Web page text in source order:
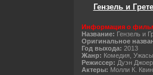
Гензель и
Информация о
Название: Гензель и
Оригинальное
Год выхода: 2013
Жанр: Комедия, Ужасы
Режиссер: Дуэн
Актеры: Молли К.